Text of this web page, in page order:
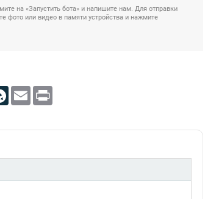
на «Запустить бота» и напишите нам. Для отправки
фото или видео в памяти устройства и нажмите
LiveJournal
Email